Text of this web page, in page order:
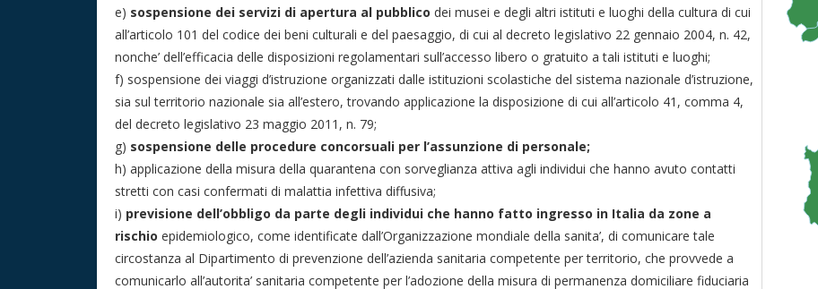
e) sospensione dei servizi di apertura al pubblico dei musei e degli altri istituti e luoghi della cultura di cui
all’articolo 101 del codice dei beni culturali e del paesaggio, di cui al decreto legislativo 22 gennaio 2004, n. 42,
nonche’ dell’efficacia delle disposizioni regolamentari sull’accesso libero o gratuito a tali istituti e luoghi;
f) sospensione dei viaggi d’istruzione organizzati dalle istituzioni scolastiche del sistema nazionale d’istruzione,
sia sul territorio nazionale sia all’estero, trovando applicazione la disposizione di cui all’articolo 41, comma 4,
del decreto legislativo 23 maggio 2011, n. 79;
g) sospensione delle procedure concorsuali per l’assunzione di personale;
h) applicazione della misura della quarantena con sorveglianza attiva agli individui che hanno avuto contatti
stretti con casi confermati di malattia infettiva diffusiva;
i) previsione dell’obbligo da parte degli individui che hanno fatto ingresso in Italia da zone a
rischio epidemiologico, come identificate dall’Organizzazione mondiale della sanita’, di comunicare tale
circostanza al Dipartimento di prevenzione dell’azienda sanitaria competente per territorio, che provvede a
comunicarlo all’autorita’ sanitaria competente per l’adozione della misura di permanenza domiciliare fiduciaria